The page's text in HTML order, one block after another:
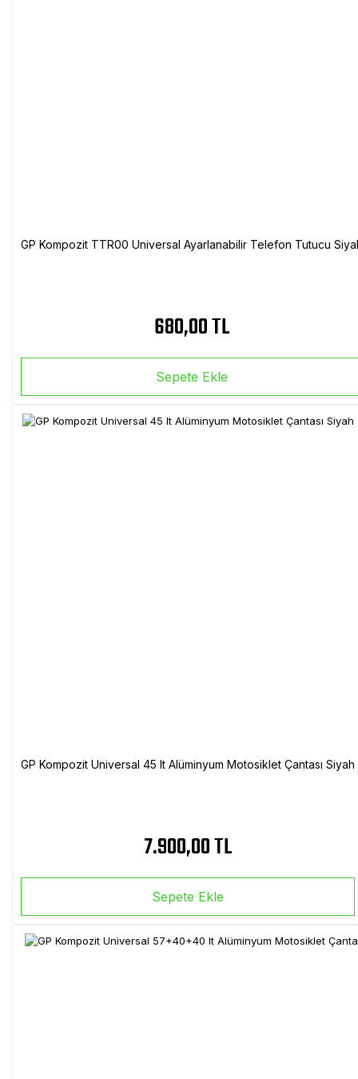
GP Kompozit TTR00 Universal Ayarlanabilir Telefon Tutucu
680,00 TL
Sepete Ekle
GP Kompozit Universal 45 lt Alüminyum Motosiklet Çantası Siyah
7.900,00 TL
Sepete Ekle